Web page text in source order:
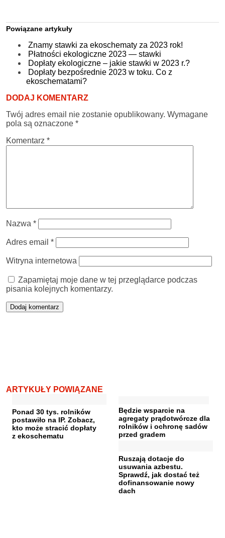
Powiązane artykuły
Znamy stawki za ekoschematy za 2023 rok!
Płatności ekologiczne 2023 — stawki
Dopłaty ekologiczne – jakie stawki w 2023 r.?
Dopłaty bezpośrednie 2023 w toku. Co z
ekoschematami?
DODAJ KOMENTARZ
Twój adres email nie zostanie opublikowany. Wymagane
pola są oznaczone *
Komentarz *
Nazwa *
Adres email *
Witryna internetowa
Zapamiętaj moje dane w tej przeglądarce podczas
pisania kolejnych komentarzy.
ARTYKUŁY POWIĄZANE
Ponad 30 tys. rolników
postawiło na IP. Zobacz,
kto może stracić dopłaty
z ekoschematu
Będzie wsparcie na
agregaty prądotwórcze dla
rolników i ochronę sadów
przed gradem
Ruszają dotacje do
usuwania azbestu.
Sprawdź, jak dostać też
dofinansowanie nowy
dach